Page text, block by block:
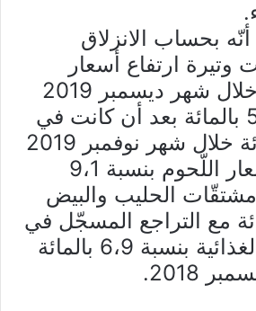
بحساب الانزلاق
وتيرة ارتفاع أسعار
المواد الغذائية خلال شهر ديسمبر 2019
إلى مستوى 5،8 بالمائة بعد أن كانت في
حدود 6،3 بالمائة خلال شهر نوفمبر 2019
بفعل ارتفاع أسعار اللّحوم بنسبة 9،1
مشتقّات الحليب والبيض
7،3 بالمائة مع التراجع المسجّل في
أسعار الزيوت الغذائية بنسبة 6،9 بالمائة
2018.